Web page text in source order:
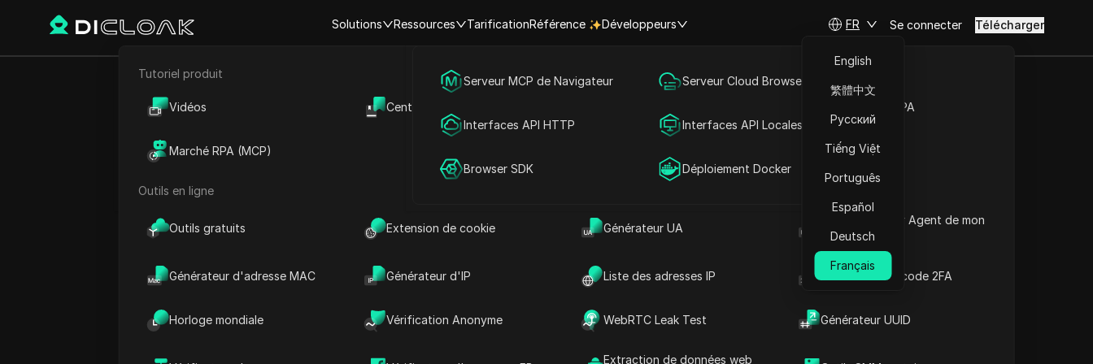
Solutions
E-commerce Marketing des médias sociaux
Publicité
Partage de compte
Ressources
Tutoriel produit
Vidéos Centre d'aide Marché de la RPA
Marché RPA (MCP)
Outils en ligne
Outils gratuits Extension de cookie Générateur UA
Quel est le User Agent de mon
navigateur
Générateur d'adresse MAC Générateur d'IP Liste des adresses IP Générateur de code 2FA
Horloge mondiale Vérification Anonyme WebRTC Leak Test Générateur UUID
Extraction de données web
TarificationRéférence Développeurs
Serveur MCP de Navigateur Serveur Cloud Browser MCP
Interfaces API HTTP Interfaces API Locales
Browser SDK Déploiement Docker
FR
English
繁體中文
Русский
Tiếng Việt
Português
Español
Deutsch
Français
Se connecter Télécharger
Retour
Mise à jour quotidienne d’Aster Coin : analyse
technique et prédiction de prix pour les jeunes
investisseurs
Poser des questions
Ouvrir dans ChatGPT
Poser des questions sur cette page
Ouvrir dans Claude
Poser des questions sur cette page
Qu’est-ce que l’Aster Coin ?
est un type de crypto-monnaie. C’est de l’argent numérique